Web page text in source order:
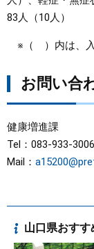
83人（10人）
※（ ）内は、入
お問い合
健康増進課
Tel：083-933-3006
Mail：
山口県おすす